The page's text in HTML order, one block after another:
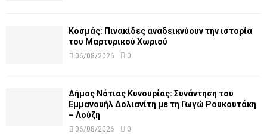
Κοσμάς: Πινακίδες αναδεικνύουν την ιστορία
του Μαρτυρικού Χωριού
06/08/2026 0
Δήμος Νότιας Κυνουρίας: Συνάντηση του
Εμμανουήλ Δολιανίτη με τη Γωγώ Ρουκουτάκη
– Λούζη
06/08/2026 0